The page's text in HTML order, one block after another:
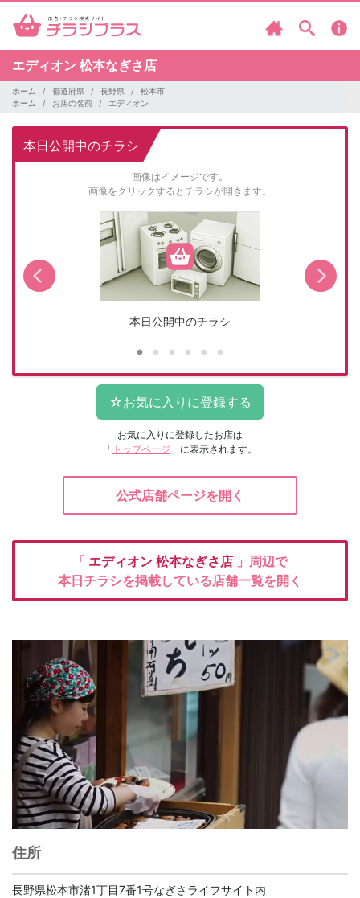
エディオン 松本なぎさ店
ホーム 都道府県 長野県
松本市
ホーム
お店の名前 エディオン
本日公開中のチラシ
画像はイメージです。
画像をクリックするとチラシが開きます。
本日公開中のチラシ
お気に入りに登録したお店は
「 トップページ 」に表示されます。
公式店舗ページを開く
「 エディオン 松本なぎさ店 」周辺で
本日チラシを掲載している店舗一覧を開く
住所
長野県松本市渚1丁目7番1号なぎさライフサイト内